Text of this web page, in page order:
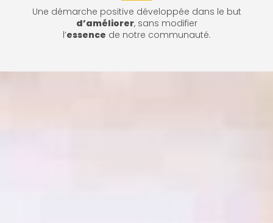
Une démarche positive développée dans le but
d’améliorer, sans modifier
l’essence de notre communauté.